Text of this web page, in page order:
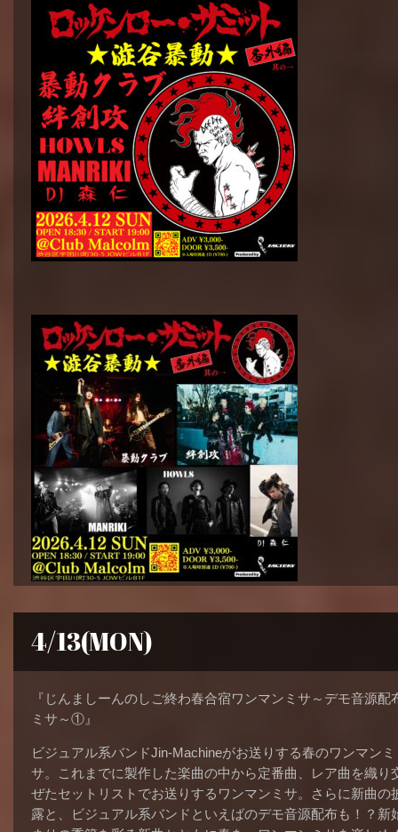
4/13(MON)
『じんましーんのしご終わ春合宿ワンマンミサ ～デモ音源配
ミサ～①』
ビジュアル系バンドJin-Machineがお送りする春のワンマンミ
サ。これまでに製作した楽曲の中から定番曲、レア曲を織り
ぜたセットリストでお送りするワンマンミサ。さらに新曲の
露と、ビジュアル系バンドといえばのデモ音源配布も！？新